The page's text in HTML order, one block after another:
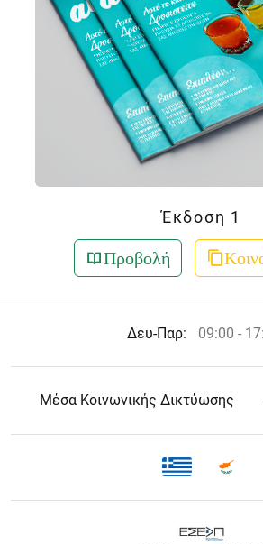
Έκδοση 1
Προβολή
Δευ-Παρ: 09:00 -
Μέσα Κοινωνικής Δικτύωσης